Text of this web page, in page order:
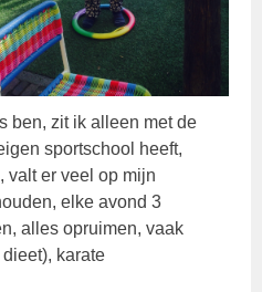
ben, zit ik alleen met de
sportschool heeft,
valt er veel op mijn
elke avond 3
alles opruimen, vaak
karate